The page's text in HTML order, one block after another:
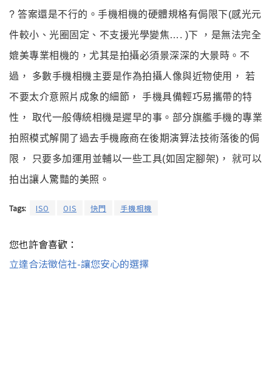
? 答案還是不行的 。手機相機的硬體規格有侷限下(感光元
件較小 、 光圈固定 、不支援光學變焦…. )下
，是無法完全
媲美專業相機的 ，尤其是拍攝必須景深深的大景時 。不
過 ， 多數手機相機主要是作為拍攝人像與近物使用 ， 若
不要太介意照片成象的細節 ， 手機具備輕巧易攜帶的特
性 ， 取代一般傳統相機是遲早的事 。部分旗艦手機的專業
拍照模式解開了過去手機廠商在後期演算法技術落後的侷
限 ， 只要多加運用並輔以一些工具(如固定腳架) ， 就可以
拍出讓人驚豔的美照 。
Tags: ISO OIS 快門 手機相機
您也許會喜歡：
立達合法徵信社-讓您安心的選擇